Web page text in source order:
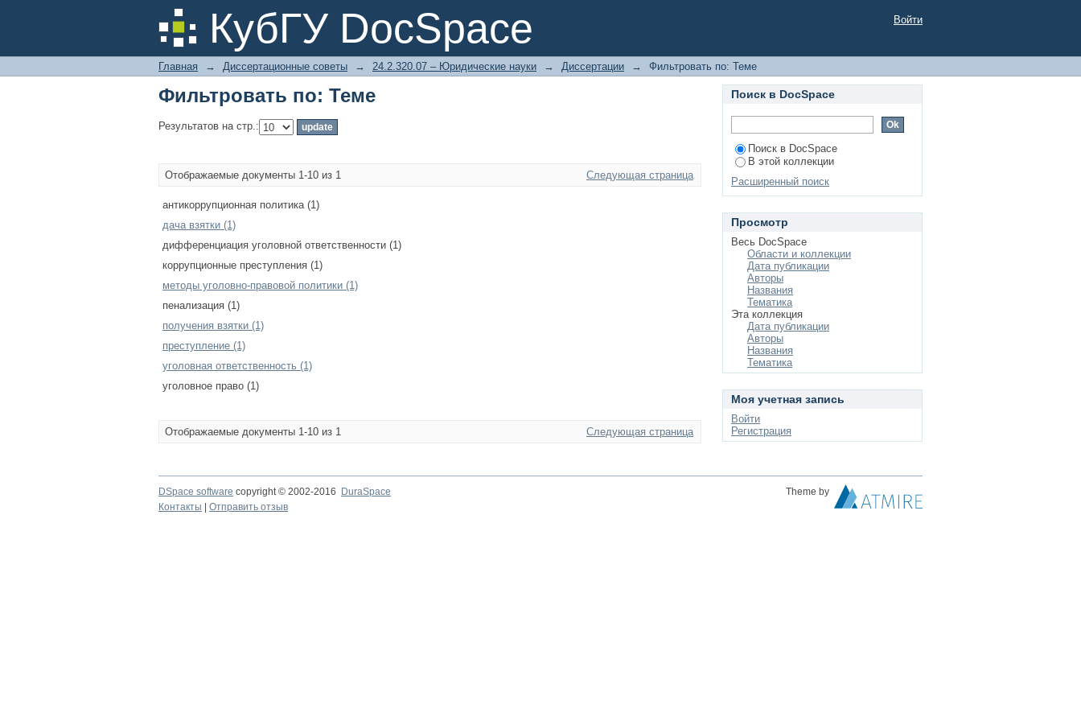
КубГУ DocSpace
Фильтровать по: Теме Войти
Главная → Диссертационные советы → 24.2.320.07 – Юридические науки → Диссертации → Фильтровать по: Теме
Фильтровать по: Теме
Результатов на стр.:
Отображаемые документы 1-10 из 1 Следующая страница
антикоррупционная политика (1)
дача взятки (1)
дифференциация уголовной ответственности (1)
коррупционные преступления (1)
методы уголовно-правовой политики (1)
пенализация (1)
получения взятки (1)
преступление (1)
уголовная ответственность (1)
уголовное право (1)
Отображаемые документы 1-10 из 1 Следующая страница
Поиск в DocSpace
Поиск в DocSpace
В этой коллекции
Расширенный поиск
Просмотр
Весь DocSpace
Области и коллекции
Дата публикации
Авторы
Названия
Тематика
Эта коллекция
Дата публикации
Авторы
Названия
Тематика
Моя учетная запись
Войти
Регистрация
DSpace software copyright © 2002-2016 DuraSpace
Theme by
Контакты
Отправить отзыв